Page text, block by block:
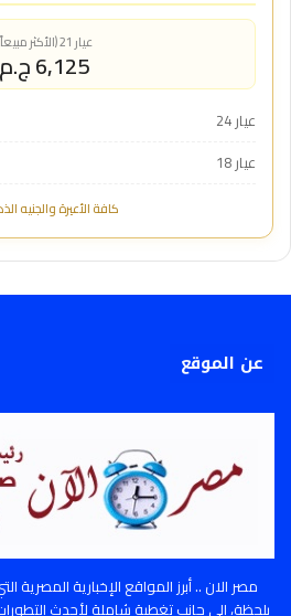
عيار 21 (الأكثر مبيعاً)
6,125 ج.م
عيار 24
عيار 18
كافة الأعيرة والجنيه
عن الموقع
مصر الان .. أبرز المواقع الإخبارية المصرية
بلحظة، إلى جانب تغطية شاملة لأحدث